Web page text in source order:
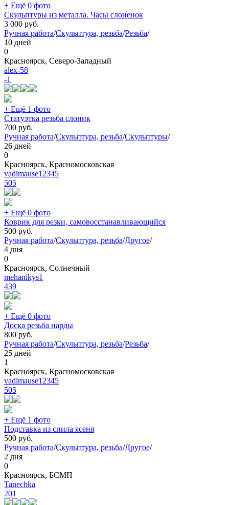
+ Ещё 0 фото
Скульптуры из металла. Часы слоненок
3 000 руб.
Ручная работа/Скульптура, резьба/Резьба/
10 дней
0
Красноярск, Северо-Западный
alex-58
-1
+ Ещё 1 фото
Статуэтка резьба слоник
700 руб.
Ручная работа/Скульптура, резьба/Скульптуры/
26 дней
0
Красноярск, Красномосковская
vadimause12345
505
+ Ещё 0 фото
Коврик для резки, самовосстанавливающийся
500 руб.
Ручная работа/Скульптура, резьба/Другое/
4 дня
0
Красноярск, Солнечный
mehanikys1
439
+ Ещё 0 фото
Доска резьба нарды
800 руб.
Ручная работа/Скульптура, резьба/Резьба/
25 дней
1
Красноярск, Красномосковская
vadimause12345
505
+ Ещё 1 фото
Подставка из спила ясеня
500 руб.
Ручная работа/Скульптура, резьба/Другое/
2 дня
0
Красноярск, БСМП
Tanechka
201